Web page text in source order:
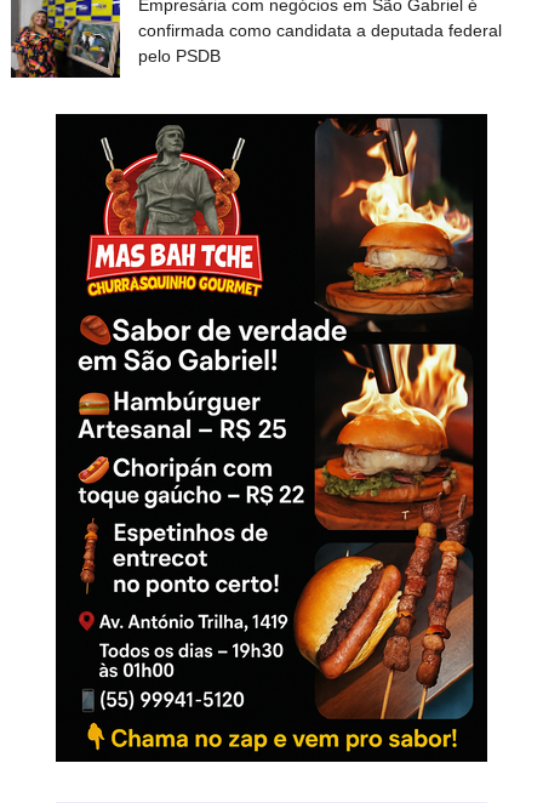
Empresária com negócios em São Gabriel é
confirmada como candidata a deputada federal
pelo PSDB